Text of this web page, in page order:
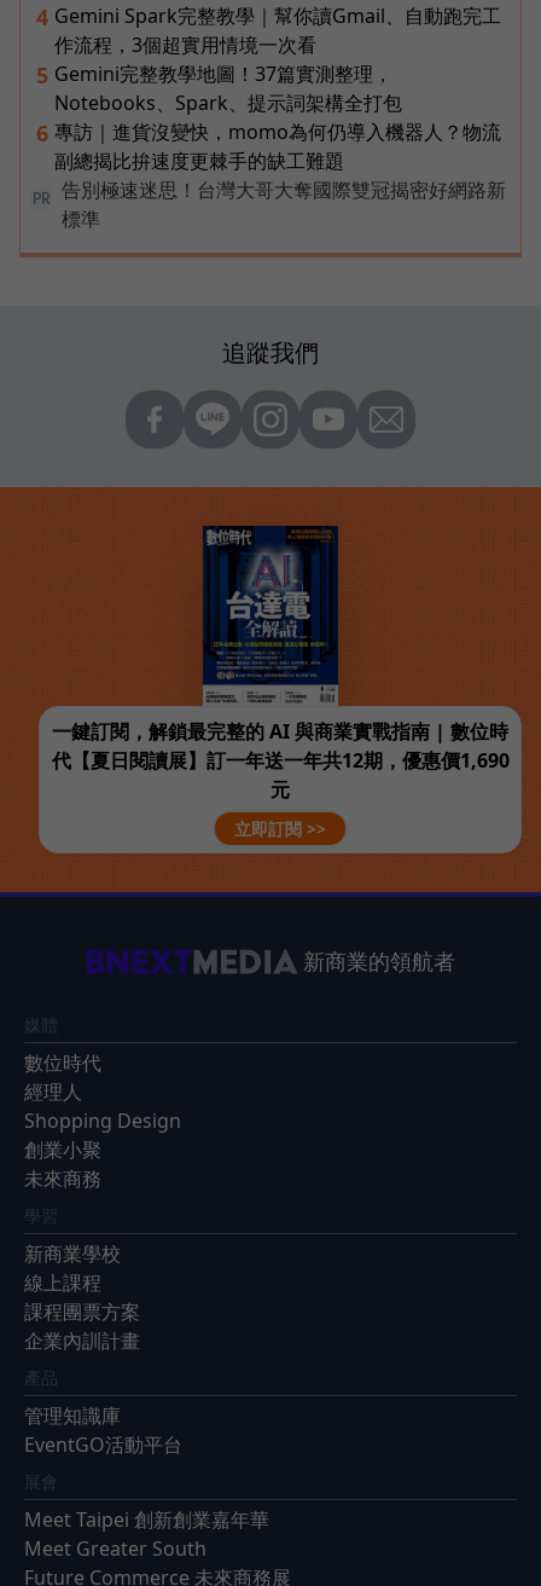
4 Gemini Spark完整教學｜幫你讀Gmail、自動跑完工
作流程，3個超實用情境一次看
5 Gemini完整教學地圖！37篇實測整理，
Notebooks、Spark、提示詞架構全打包
6 專訪｜進貨沒變快，momo為何仍導入機器人？物流
副總揭比拚速度更棘手的缺工難題
PR
告別極速迷思！台灣大哥大奪國際雙冠揭密好網路新
標準
追蹤我們
一鍵訂閱，解鎖最完整的 AI 與商業實戰指南 | 數位時
代【夏日閱讀展】訂一年送一年共12期，優惠價1,690
元
立即訂閱 >>
新商業的領航者
媒體
數位時代
經理人
Shopping Design
創業小聚
未來商務
學習
新商業學校
線上課程
課程團票方案
企業內訓計畫
產品
管理知識庫
EventGO活動平台
展會
Meet Taipei 創新創業嘉年華
Meet Greater South
Future Commerce 未來商務展